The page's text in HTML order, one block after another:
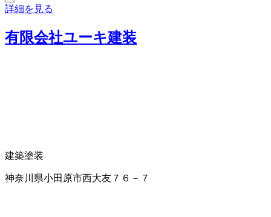
詳細を見る
有限会社ユーキ建装
建築塗装
神奈川県小田原市西大友７６－７